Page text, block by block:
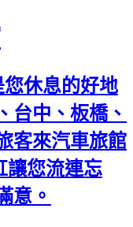
休息的好地
台中、板橋、
客來汽車旅館
讓您流連忘
意。